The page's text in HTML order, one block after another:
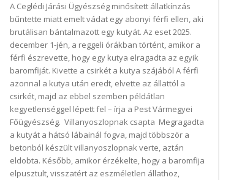
A Ceglédi Járási Ügyészség minősített állatkínzás
bűntette miatt emelt vádat egy abonyi férfi ellen, aki
brutálisan bántalmazott egy kutyát. Az eset 2025.
december 1-jén, a reggeli órákban történt, amikor a
férfi észrevette, hogy egy kutya elragadta az egyik
baromfiját. Kivette a csirkét a kutya szájából A férfi
azonnal a kutya után eredt, elvette az állattól a
csirkét, majd az ebbel szemben példátlan
kegyetlenséggel lépett fel – írja a Pest Vármegyei
Főügyészség. Villanyoszlopnak csapta Megragadta
a kutyát a hátsó lábainál fogva, majd többször a
betonból készült villanyoszlopnak verte, aztán
eldobta. Később, amikor érzékelte, hogy a baromfija
elpusztult, visszatért az eszméletlen állathoz,